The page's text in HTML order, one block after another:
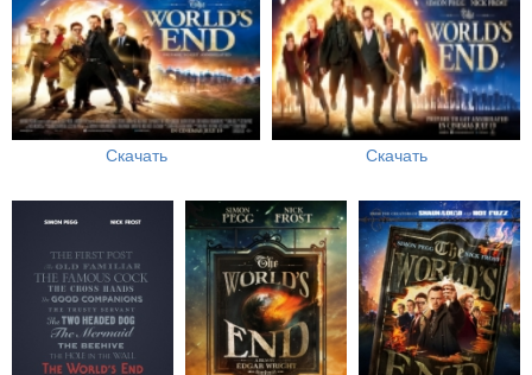
Скачать Скачать